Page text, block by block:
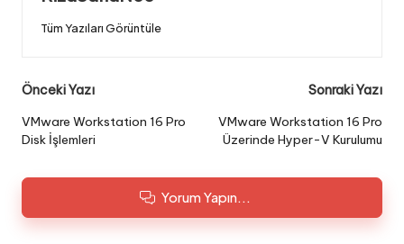
Tüm Yazıları Görüntüle
Post
navigation
Önceki Yazı
VMware Workstation 16 Pro
Disk İşlemleri
Sonraki Yazı
VMware Workstation 16 Pro
Üzerinde Hyper-V Kurulumu
Yorum Yapın...